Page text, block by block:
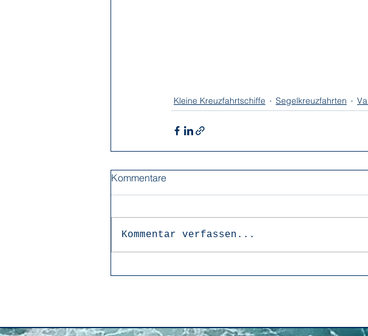
Kleine Kreuzfahrtschiffe Segelkreuzfahrten
Kommentare
Kommentar verfassen...